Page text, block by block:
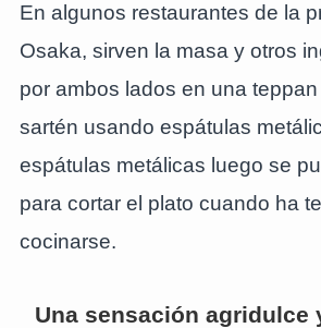
En algunos restaurantes de la
Osaka, sirven la masa y otros
por ambos lados en una
sartén usando espátulas
espátulas metálicas luego se
para cortar el plato cuando ha
cocinarse.
Una sensación agridulce